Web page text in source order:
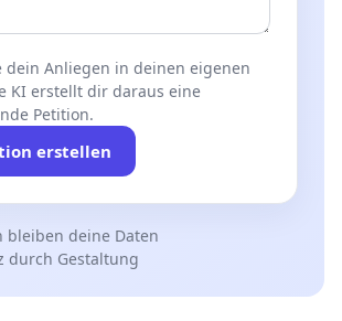
denn sie sind weder geeignet noch
ieS … .“
Tierschutzgesetz 2. Auflage,
(früher:
ist die Taube ausdrücklich nicht
stellt grundsätzlich einen
Tierschutzgesetz dar, da es hierfür
dein Anliegen in deinen eigenen
KI erstellt dir daraus eine
Petition.
erstellen
bleiben deine Daten
durch Gestaltung